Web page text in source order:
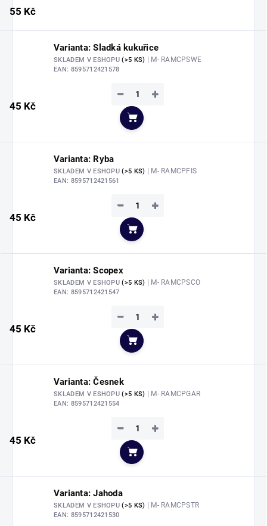
55 Kč
Varianta: Sladká kukuřice
SKLADEM V ESHOPU(>5 KS) | M- RAMCPSWE
EAN: 8595712421578
45 Kč
+
−
Do košíku
Varianta: Ryba
SKLADEM V ESHOPU(>5 KS) | M- RAMCPFIS
EAN: 8595712421561
45 Kč
+
−
Do košíku
Varianta: Scopex
SKLADEM V ESHOPU(>5 KS) | M- RAMCPSCO
EAN: 8595712421547
45 Kč
+
−
Do košíku
Varianta: Česnek
SKLADEM V ESHOPU(>5 KS) | M- RAMCPGAR
EAN: 8595712421554
45 Kč
+
−
Do košíku
Varianta: Jahoda
SKLADEM V ESHOPU(>5 KS) | M- RAMCPSTR
EAN: 8595712421530